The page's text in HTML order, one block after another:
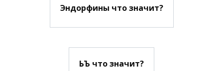
Эндорфины что значит?
ЬЪ что значит?